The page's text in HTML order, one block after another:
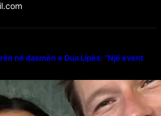
në dasmën e Dua Lipës: “Një event